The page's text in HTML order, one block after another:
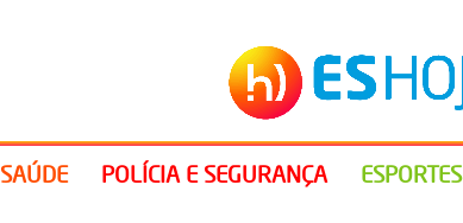
SAÚDE POLÍCIA E SEGURANÇA ESPORTES